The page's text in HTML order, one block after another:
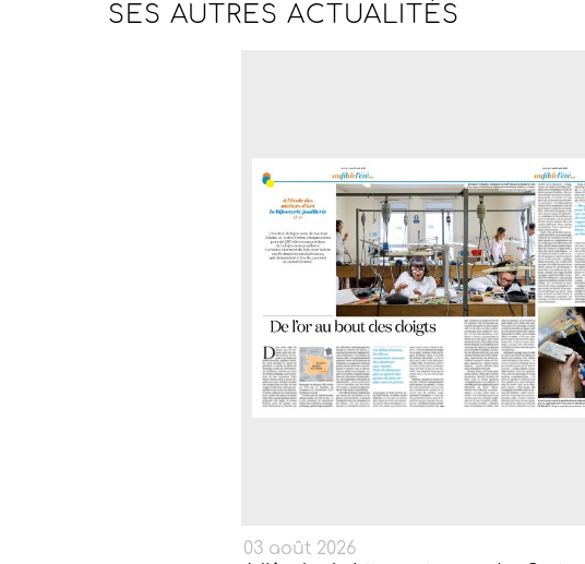
SES AUTRESACTUALITÉS
03 août 2026